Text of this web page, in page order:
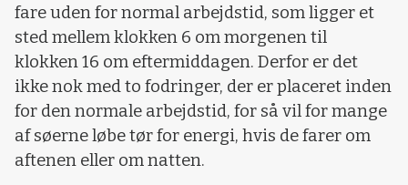
fare uden for normal arbejdstid, som ligger et
sted mellem klokken 6 om morgenen til
klokken 16 om eftermiddagen. Derfor er det
ikke nok med to fodringer, der er placeret inden
for den normale arbejdstid, for så vil for mange
af søerne løbe tør for energi, hvis de farer om
aftenen eller om natten.